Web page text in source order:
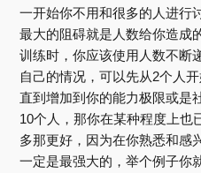
一开始你不用和很多的人进行
最大的阻碍就是人数给你造成
训练时，你应该使用人数不断
自己的情况，可以先从2个人
直到增加到你的能力极限或是
10个人，那你在某种程度上也
多那更好，因为在你熟悉和感
一定是最强大的，举个例子你